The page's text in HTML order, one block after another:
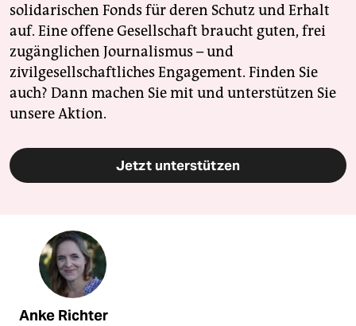
solidarischen Fonds für deren Schutz und Erhalt
auf. Eine offene Gesellschaft braucht guten, frei
zugänglichen Journalismus – und
zivilgesellschaftliches Engagement. Finden Sie
auch? Dann machen Sie mit und unterstützen Sie
unsere Aktion.
Jetzt unterstützen
Anke Richter